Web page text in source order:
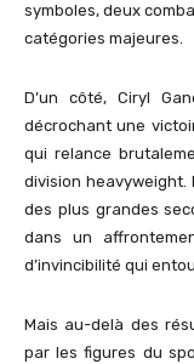
symboles, deux
catégories majeures.
D’un côté, Ciryl
décrochant une
qui relance
division heavyweight.
des plus grandes
dans un
d’invincibilité qui
Mais au-delà des
par les figures du